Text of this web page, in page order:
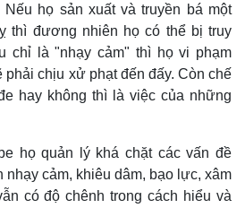
Nếu họ sản xuất và truyền bá một
thì đương nhiên họ có thể bị truy
chỉ là "nhạy cảm" thì họ vi phạm
phải chịu xử phạt đến đấy. Còn chế
hay không thì là việc của những
họ quản lý khá chặt các vấn đề
nhạy cảm, khiêu dâm, bạo lực, xâm
có độ chênh trong cách hiểu và